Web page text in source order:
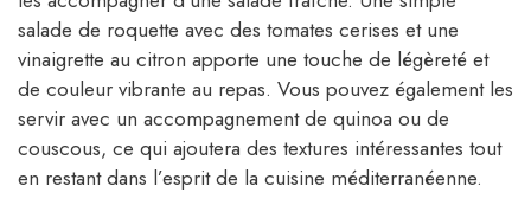
salade de roquette avec des tomates cerises et une
vinaigrette au citron apporte une touche de légèreté et
de couleur vibrante au repas. Vous pouvez également les
servir avec un accompagnement de quinoa ou de
couscous, ce qui ajoutera des textures intéressantes tout
en restant dans l’esprit de la cuisine méditerranéenne.